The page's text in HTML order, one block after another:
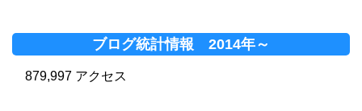
ブログ統計情報 2014年～
879,997 アクセス